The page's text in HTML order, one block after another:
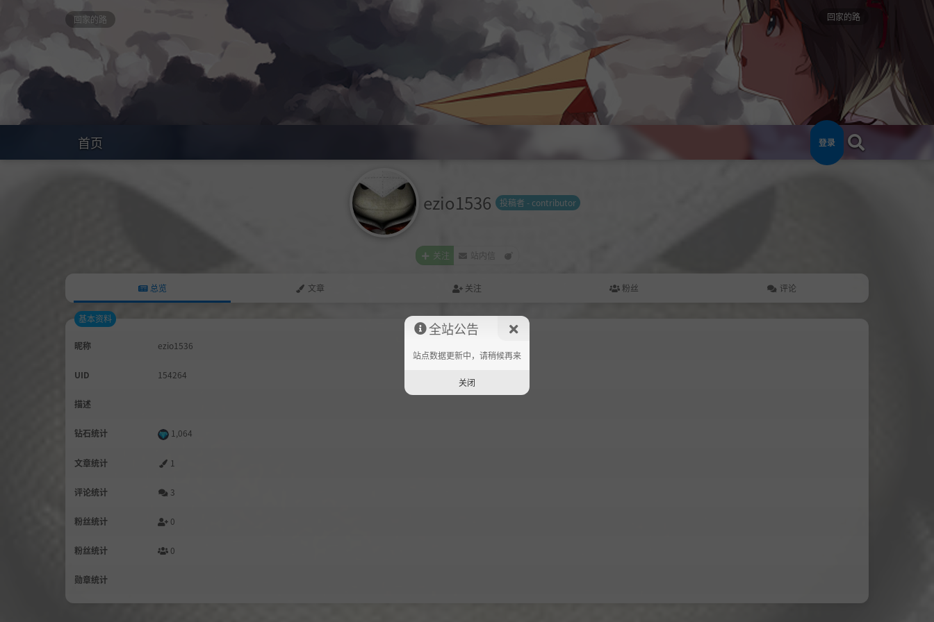
回家的路 回家的路
首页 登录
ezio1536 投稿者 - contributor
关注 站内信
总览 文章 关注 粉丝 评论
基本资料
昵称 ezio1536
UID 154264
描述
钻石统计 1,064
文章统计 1
评论统计 3
粉丝统计 0
粉丝统计 0
勋章统计
全站公告
站点数据更新中，请稍候再来
关闭